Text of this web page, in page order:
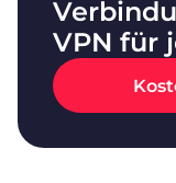
VPN für